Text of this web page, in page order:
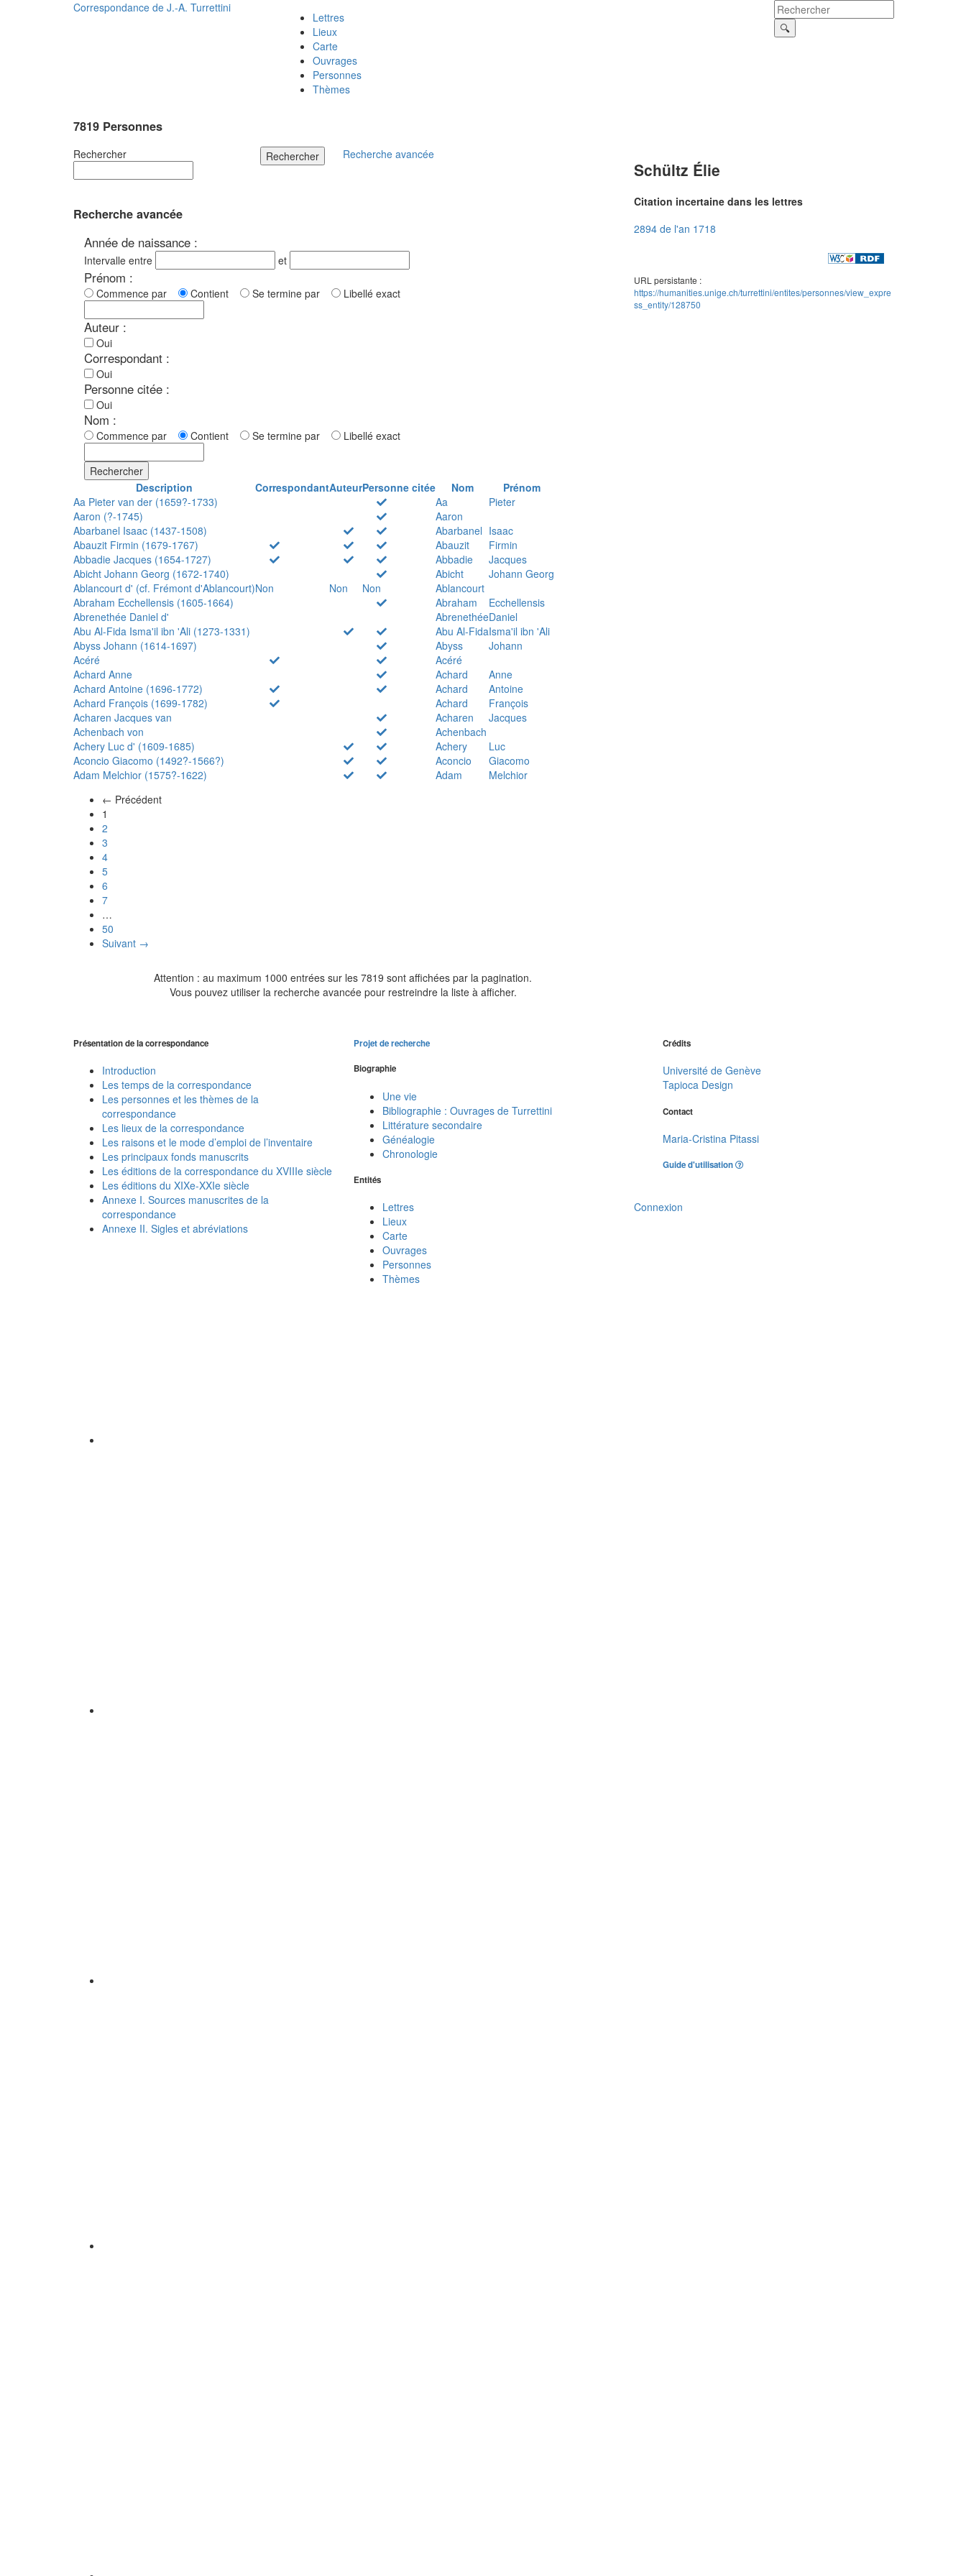
Correspondance de J.-A. Turrettini
Lettres
Lieux
Carte
Ouvrages
Personnes
Thèmes
7819 Personnes
Rechercher Rechercher Recherche avancée
Recherche avancée
Année de naissance :
Intervalle entre et
Prénom :
Commence par Contient Se termine par Libellé exact
Auteur :
Oui
Correspondant :
Oui
Personne citée :
Oui
Nom :
Commence par Contient Se termine par Libellé exact
Rechercher
Description
CorrespondantAuteurPersonne citée Nom
Prénom
Aa Pieter van der (1659?-1733)
Aa
Pieter
Aaron (?-1745)
Aaron
Abarbanel Isaac (1437-1508)
Abarbanel Isaac
Abauzit Firmin (1679-1767)
Abauzit
Firmin
Abbadie Jacques (1654-1727)
Abbadie
Jacques
Abicht Johann Georg (1672-1740)
Abicht
Johann Georg
Ablancourt d' (cf. Frémont d'Ablancourt)Non Non Non
Ablancourt
Abraham Ecchellensis (1605-1664)
Abraham
Ecchellensis
Abrenethée Daniel d'
AbrenethéeDaniel
Abu Al-Fida Isma'il ibn 'Ali (1273-1331)
Abu Al-FidaIsma'il ibn 'Ali
Abyss Johann (1614-1697)
Abyss
Johann
Acéré
Acéré
Achard Anne
Achard
Anne
Achard Antoine (1696-1772)
Achard
Antoine
Achard François (1699-1782)
Achard
François
Acharen Jacques van
Acharen
Jacques
Achenbach von
Achenbach
Achery Luc d' (1609-1685)
Achery
Luc
Aconcio Giacomo (1492?-1566?)
Aconcio
Giacomo
Adam Melchior (1575?-1622)
Adam
Melchior
← Précédent
1
2
3
4
5
6
7
…
50
Suivant →
Attention : au maximum 1000 entrées sur les 7819 sont affichées par la pagination.
Vous pouvez utiliser la recherche avancée pour restreindre la liste à afficher.
Schültz Élie
Citation incertaine dans les lettres
2894 de l'an 1718
URL persistante :
https://humanities.unige.ch/turrettini/entites/personnes/view_expre
ss_entity/128750
Présentation de la correspondance
Introduction
Les temps de la correspondance
Les personnes et les thèmes de la
correspondance
Les lieux de la correspondance
Les raisons et le mode d’emploi de l’inventaire
Les principaux fonds manuscrits
Les éditions de la correspondance du XVIIIe siècle
Les éditions du XIXe-XXIe siècle
Annexe I. Sources manuscrites de la
correspondance
Annexe II. Sigles et abréviations
Projet de recherche
Biographie
Une vie
Bibliographie : Ouvrages de Turrettini
Littérature secondaire
Généalogie
Chronologie
Entités
Lettres
Lieux
Carte
Ouvrages
Personnes
Thèmes
Crédits
Université de Genève
Tapioca Design
Contact
Maria-Cristina Pitassi
Guide d'utilisation
Connexion